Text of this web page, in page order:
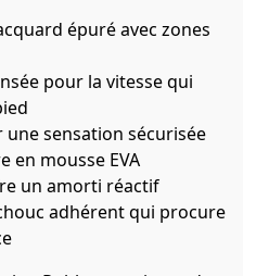
épuré avec zones
pour la vitesse qui
sensation sécurisée
en mousse EVA
un amorti réactif
adhérent qui procure